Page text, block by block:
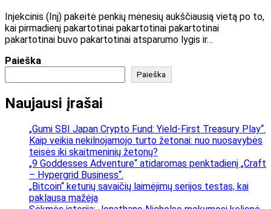
Injekcinis (Inj) pakeitė penkių mėnesių aukščiausią vietą po to,
kai pirmadienį pakartotinai pakartotinai pakartotinai
pakartotinai buvo pakartotinai atsparumo lygis ir…
Paieška
Paieška
Naujausi įrašai
„Gumi SBI Japan Crypto Fund: Yield-First Treasury Play“.
Kaip veikia nekilnojamojo turto žetonai: nuo nuosavybės
teisės iki skaitmeninių žetonų?
„9 Goddesses Adventure“ atidaromas penktadienį „Craft
– Hypergrid Business“.
„Bitcoin“ keturių savaičių laimėjimų serijos testas, kai
paklausa mažėja